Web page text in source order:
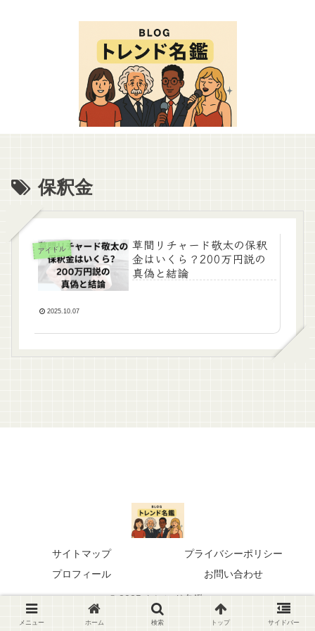
保釈金
アイドル
草間リチャード敬太の保釈
金はいくら？200万円説の
真偽と結論
2025.10.07
サイトマップ
プライバシーポリシー
プロフィール
お問い合わせ
© 2025 トレンド名鑑.
メニュー ホーム 検索 トップ サイドバー